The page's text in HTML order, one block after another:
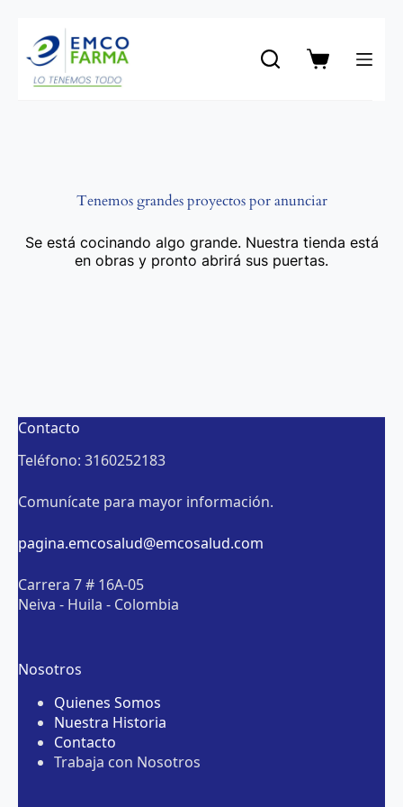
contenido
Carro
Tenemos grandes proyectos por anunciar
Se está cocinando algo grande. Nuestra tienda está
en obras y pronto abrirá sus puertas.
Contacto
Teléfono: 3160252183
Comunícate para mayor información.
pagina.emcosalud@emcosalud.com
Carrera 7 # 16A-05
Neiva - Huila - Colombia
Nosotros
Quienes Somos
Nuestra Historia
Contacto
Trabaja con Nosotros